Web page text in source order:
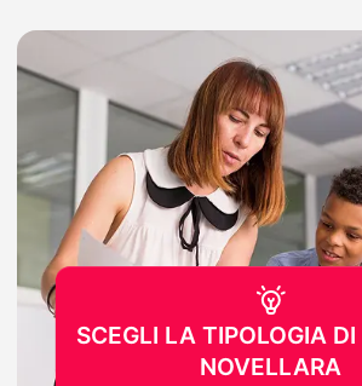
SCEGLI LA TIPOLOGIA
NOVELLARA